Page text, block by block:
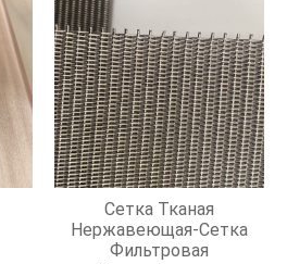
Сетка Тканая
Нержавеющая-Сетка
Фильтровая